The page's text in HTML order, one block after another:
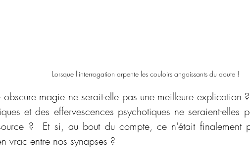
Lorsque l'interrogation arpente les couloirs angoissants du doute !
magie ne serait-elle pas une meilleure explication
et des effervescences psychotiques ne seraient-elles
?  Et si, au bout du compte, ce n'était finalement
vrac entre nos synapses ?